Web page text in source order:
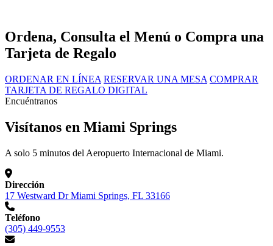
Ordena, Consulta el Menú o Compra una
Tarjeta de Regalo
ORDENAR EN LÍNEA RESERVAR UNA MESA COMPRAR
TARJETA DE REGALO DIGITAL
Encuéntranos
Visítanos en Miami Springs
A solo 5 minutos del Aeropuerto Internacional de Miami.
Dirección
17 Westward Dr Miami Springs, FL 33166
Teléfono
(305) 449-9553